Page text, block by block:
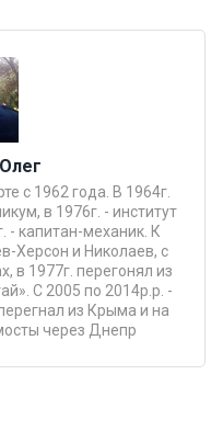
с 1962 года. В 1964г.
в 1976г. - институт
- капитан-механик. К
Херсон и Николаев, с
в 1977г. перегонял из
С 2005 по 2014р.р. -
из Крыма и на
через Днепр